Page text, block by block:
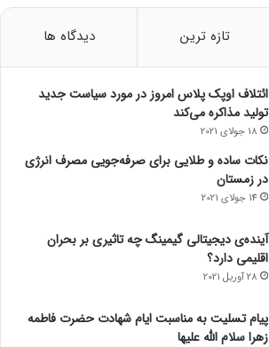
تازه ترین دیدگاه ها
ائتلاف اوپک پلاس امروز در مورد سیاست جدید
تولید مذاکره می‌کند
18 جولای 2021
نکات ساده و طلایی برای صرفه‌جویی مصرف انرژی
در زمستان
14 جولای 2021
آینده‌ی دیجیتالی گیمینگ چه تاثیری بر بحران
اقلیمی دارد؟
28 آوریل 2021
پیام تسلیت به مناسبت ایام شهادت حضرت فاطمه
زهرا سلام الله علیها